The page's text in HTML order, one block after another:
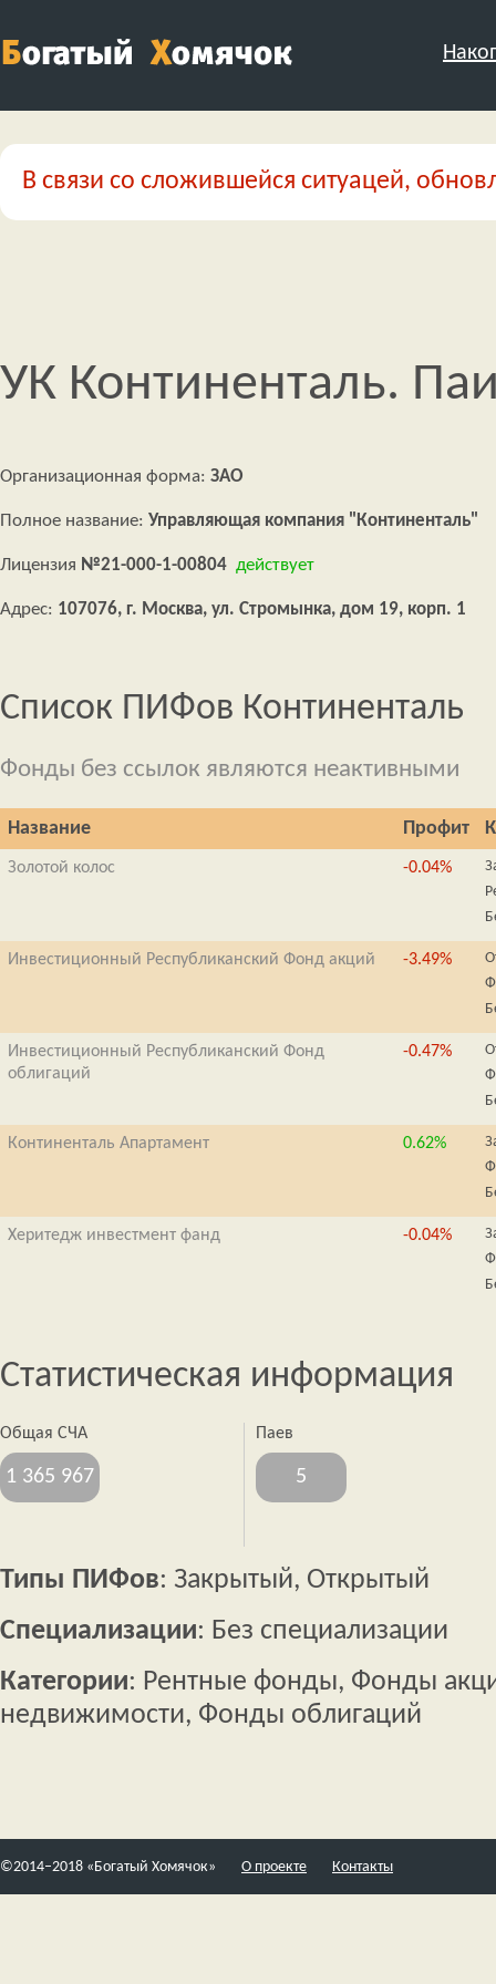
В связи со сложившейся ситуацей,
УК Континенталь.
Организационная форма: ЗАО
Полное название: Управляющая компания "Континенталь"
Лицензия №21-000-1-00804 действует
Адрес: 107076, г. Москва, ул. Стромынка, дом 19, корп. 1
Список ПИФов Континенталь
Фонды без ссылок являются неактивными
Название Профит
Золотой колос -0.04%
Инвестиционный Республиканский Фонд акций -3.49%
Инвестиционный Республиканский Фонд
облигаций
-0.47%
Континенталь Апартамент 0.62%
Херитедж инвестмент фанд -0.04%
Статистическая информация
Общая СЧА
1 365 967
Паев
5
Типы ПИФов: Закрытый, Открытый
Специализации: Без специализации
Категории: Рентные фонды, Фонды
недвижимости, Фонды облигаций
©2014–2018 «Богатый Хомячок» О проекте Контакты